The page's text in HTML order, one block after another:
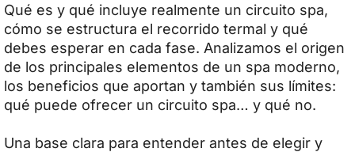
Qué es y qué incluye realmente un circuito spa,
cómo se estructura el recorrido termal y qué
debes esperar en cada fase. Analizamos el origen
de los principales elementos de un spa moderno,
los beneficios que aportan y también sus límites:
qué puede ofrecer un circuito spa… y qué no.
Una base clara para entender antes de elegir y